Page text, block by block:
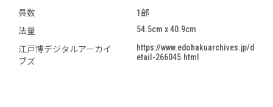
員数
1部
法量
54.5cm x 40.9cm
江戸博デジタルアーカイ
ブズ
https://www.edohakuarchives.jp/d
etail-266045.html